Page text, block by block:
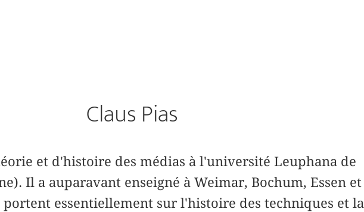
Claus Pias
et d'histoire des médias à l'université Leuphana de
Il a auparavant enseigné à Weimar, Bochum, Essen et
portent essentiellement sur l'histoire des techniques et la